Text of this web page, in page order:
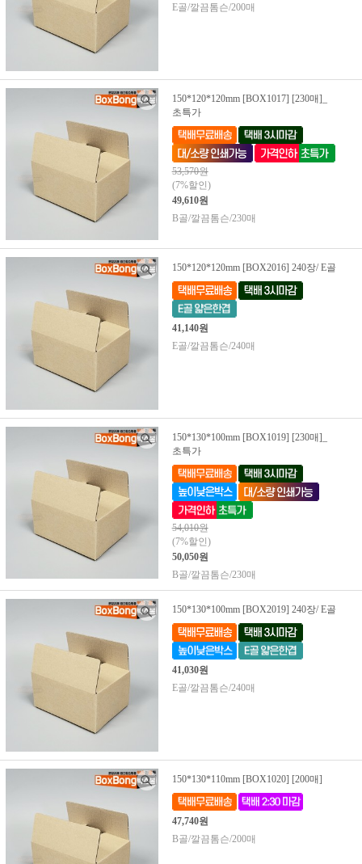
E골/깔끔톰슨/200매
150*120*120mm [BOX1017] [230매]_
초특가
53,570원
(7%할인)
49,610원
B골/깔끔톰슨/230매
150*120*120mm [BOX2016] 240장/ E골
41,140원
E골/깔끔톰슨/240매
150*130*100mm [BOX1019] [230매]_
초특가
54,010원
(7%할인)
50,050원
B골/깔끔톰슨/230매
150*130*100mm [BOX2019] 240장/ E골
41,030원
E골/깔끔톰슨/240매
150*130*110mm [BOX1020] [200매]
47,740원
B골/깔끔톰슨/200매